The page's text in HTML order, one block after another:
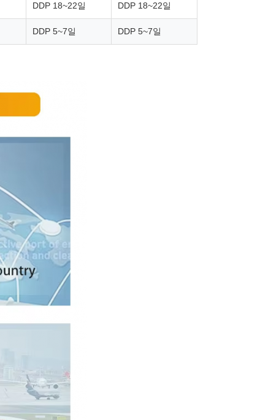
DDP 18~22일 DDP 18~22일
DDP 5~7일 DDP 5~7일